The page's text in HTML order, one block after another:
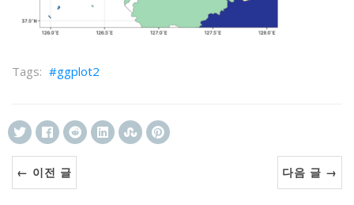
ggplot2
← 이전 글 다음 글 →